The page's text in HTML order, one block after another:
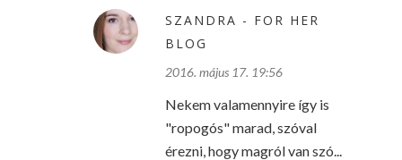
SZANDRA - FOR HER
BLOG
2016. május 17. 19:56
Nekem valamennyire így is
"ropogós" marad, szóval
érezni, hogy magról van szó...